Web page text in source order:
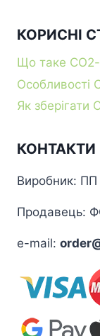
КОРИСНІ
Що таке СО2-
Особливості
Як зберігати
КОНТАКТИ
Виробник: ПП
Продавець:
e-mail: